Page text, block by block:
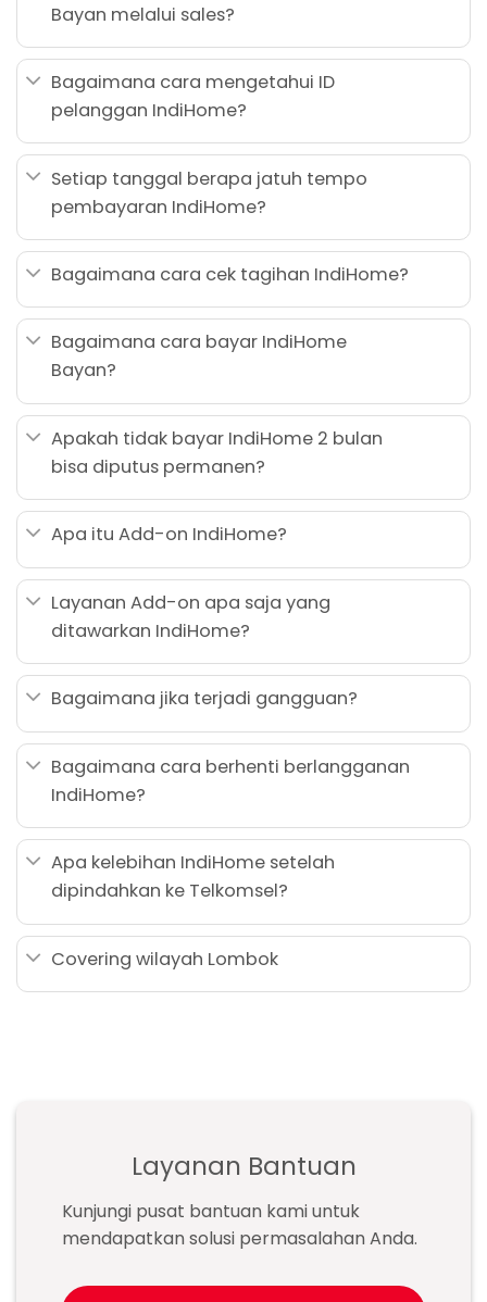
Bayan melalui sales?
Bagaimana cara mengetahui ID
pelanggan IndiHome?
Setiap tanggal berapa jatuh tempo
pembayaran IndiHome?
Bagaimana cara cek tagihan IndiHome?
Bagaimana cara bayar IndiHome
Bayan?
Apakah tidak bayar IndiHome 2 bulan
bisa diputus permanen?
Apa itu Add-on IndiHome?
Layanan Add-on apa saja yang
ditawarkan IndiHome?
Bagaimana jika terjadi gangguan?
Bagaimana cara berhenti berlangganan
IndiHome?
Apa kelebihan IndiHome setelah
dipindahkan ke Telkomsel?
Covering wilayah Lombok
Layanan Bantuan
Kunjungi pusat bantuan kami untuk
mendapatkan solusi permasalahan Anda.